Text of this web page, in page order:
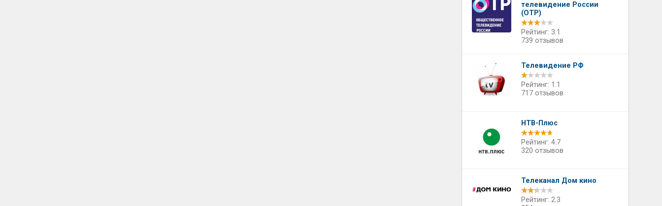
телевидение России
(ОТР)
Рейтинг: 3.1
739 отзывов
Телевидение РФ
Рейтинг: 1.1
717 отзывов
НТВ-Плюс
Рейтинг: 4.7
320 отзывов
Телеканал Дом кино
Рейтинг: 2.3